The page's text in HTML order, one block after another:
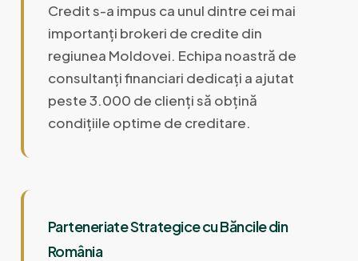
Credit s-a impus ca unul dintre cei mai
importanți brokeri de credite din
regiunea Moldovei. Echipa noastră de
consultanți financiari dedicați a ajutat
peste 3.000 de clienți să obțină
condițiile optime de creditare.
Parteneriate Strategice cu Băncile din
România